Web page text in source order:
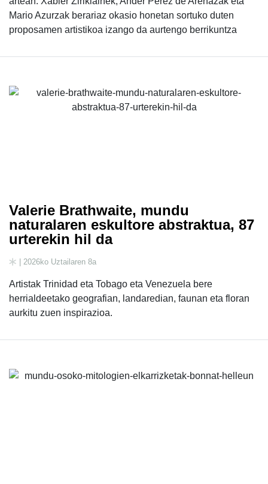
Mario Azurzak berariaz okasio honetan sortuko duten
proposamen artistikoa izango da aurtengo berrikuntza
Valerie Brathwaite, mundu
naturalaren eskultore abstraktua, 87
urterekin hil da
| 2026ko Uztailaren 8a
Artistak Trinidad eta Tobago eta Venezuela bere
herrialdeetako geografian, landaredian, faunan eta floran
aurkitu zuen inspirazioa.